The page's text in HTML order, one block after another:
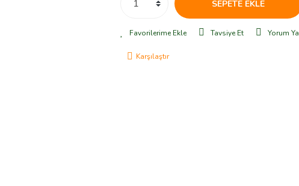
SEPETE EKLE
Tavsiye Et Yorum
Karşılaştır